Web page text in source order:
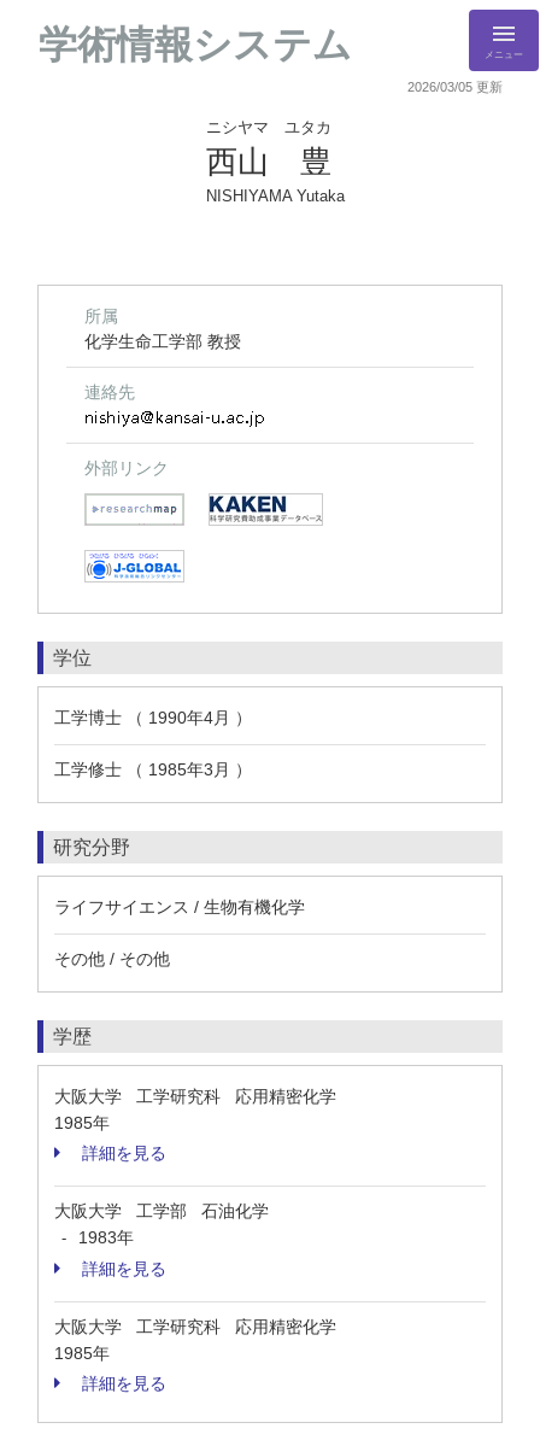
学術情報システム メニュー
2026/03/05 更新
ニシヤマ ユタカ
西山 豊
NISHIYAMA Yutaka
所属
化学生命工学部 教授
連絡先
外部リンク
学位
工学博士 （ 1990年4月 ）
工学修士 （ 1985年3月 ）
研究分野
ライフサイエンス / 生物有機化学
その他 / その他
学歴
大阪大学 工学研究科 応用精密化学
1985年
詳細を見る
大阪大学 工学部 石油化学
-
1983年
詳細を見る
大阪大学 工学研究科 応用精密化学
1985年
詳細を見る